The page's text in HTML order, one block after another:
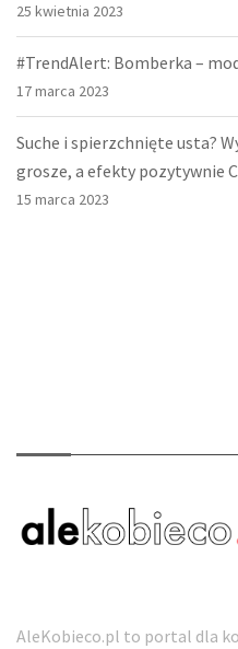
25 kwietnia 2023
#TrendAlert: Bomberka –
17 marca 2023
Suche i spierzchnięte usta?
grosze, a efekty pozytywnie
15 marca 2023
AleKobieco.pl to portal dla